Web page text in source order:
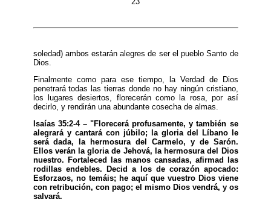
soledad) ambos estarán alegres de ser el pueblo Santo de
Dios.
Finalmente como para ese tiempo, la Verdad de Dios
penetrará todas las tierras donde no hay ningún cristiano,
los lugares desiertos, florecerán como la rosa, por así
decirlo, y rendirán una abundante cosecha de almas.
Isaías 35:2-4 – "Florecerá profusamente, y también se
alegrará y cantará con júbilo; la gloria del Líbano le
será dada, la hermosura del Carmelo, y de Sarón.
Ellos verán la gloria de Jehová, la hermosura del Dios
nuestro. Fortaleced las manos cansadas, afirmad las
rodillas endebles. Decid a los de corazón apocado:
Esforzaos, no temáis; he aquí que vuestro Dios viene
con retribución, con pago; el mismo Dios vendrá, y os
salvará.